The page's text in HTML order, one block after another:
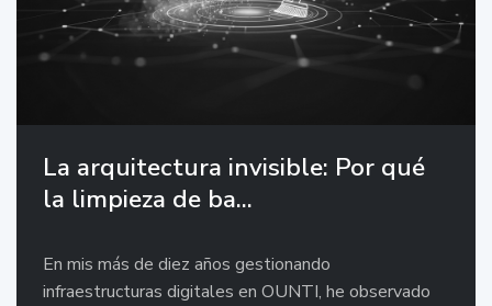
La arquitectura invisible: Por qué
la limpieza de ba...
En mis más de diez años gestionando
infraestructuras digitales en OUNTI, he observado